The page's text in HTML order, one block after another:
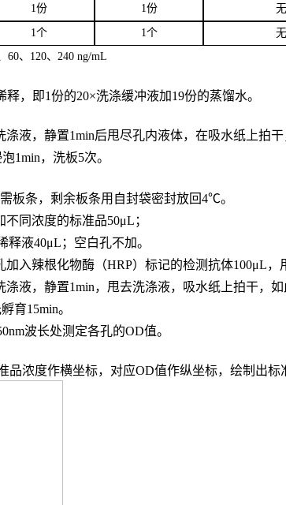
1份 1份 无
1个 1个
无
60、120、240 ng/mL
，即1份的20×洗涤缓冲液加19份的蒸馏水。
涤液，静置1min后甩尽孔内液体，在吸水纸上拍干
1min，洗板5次。
板条，剩余板条用自封袋密封放回4℃。
不同浓度的标准品50μL；
释液40μL； 空白孔不加。
加入辣根化物酶（HRP）标记的检测抗体100μL，
涤液，静置1min，甩去洗涤液，吸水纸上拍干，
育15min。
波长处测定各孔的OD值。
品浓度作横坐标，对应OD值作纵坐标，绘制出